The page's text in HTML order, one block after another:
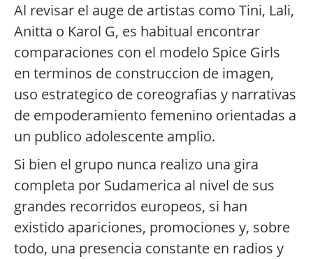
Al revisar el auge de artistas como Tini, Lali,
Anitta o Karol G, es habitual encontrar
comparaciones con el modelo Spice Girls
en terminos de construccion de imagen,
uso estrategico de coreografias y narrativas
de empoderamiento femenino orientadas a
un publico adolescente amplio.
Si bien el grupo nunca realizo una gira
completa por Sudamerica al nivel de sus
grandes recorridos europeos, si han
existido apariciones, promociones y, sobre
todo, una presencia constante en radios y